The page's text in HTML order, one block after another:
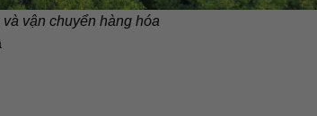
vận chuyển hàng hóa